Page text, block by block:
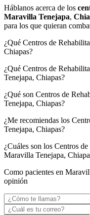
Háblanos acerca de los
Maravilla Tenejapa,
para los que quieran
¿Qué Centros de
Chiapas?
¿Qué Centros de
Tenejapa, Chiapas?
¿Qué son Centros de
Tenejapa, Chiapas?
¿Me recomiendas los
Tenejapa, Chiapas?
¿Cuáles son los Centros
Maravilla Tenejapa,
Como pacientes en
opinión